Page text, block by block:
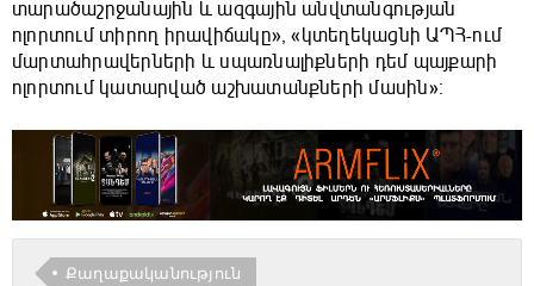
տարածաշրջանային և ազգային անվտանգության
ոլորտում տիրող իրավիճակը», «կտեղեկացնի ԱՊՀ-ում
մարտահրավերների և սպառնալիքների դեմ պայքարի
ոլորտում կատարված աշխատանքների մասին»։
Քաղաքականություն